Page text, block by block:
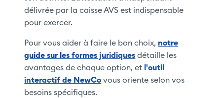
délivrée par la caisse AVS est indispensable
pour exercer.
Pour vous aider à faire le bon choix, notre
guide sur les formes juridiques détaille les
avantages de chaque option, et l'outil
interactif de NewCo vous oriente selon vos
besoins spécifiques.